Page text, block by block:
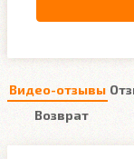
Видео-отзывы
Возврат